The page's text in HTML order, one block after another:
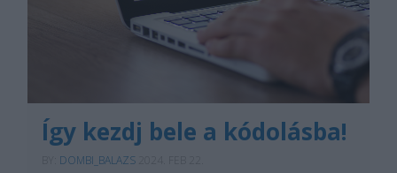
Így kezdj bele a kódolásba!
DOMBI_BALAZS